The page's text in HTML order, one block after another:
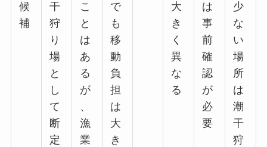
候
補
干
狩
り
場
と
し
て
断
定
こ
と
は
あ
る
が
、
漁
業
で
も
移
動
負
担
は
大
き
大
き
く
異
な
る
は
事
前
確
認
が
必
要
少
な
い
場
所
は
潮
干
狩